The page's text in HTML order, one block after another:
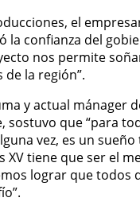
el
la confianza del
nos permite
la región”.
y actual mánager
sostuvo que “para
vez, es un
XV tiene que ser el
lograr que todos